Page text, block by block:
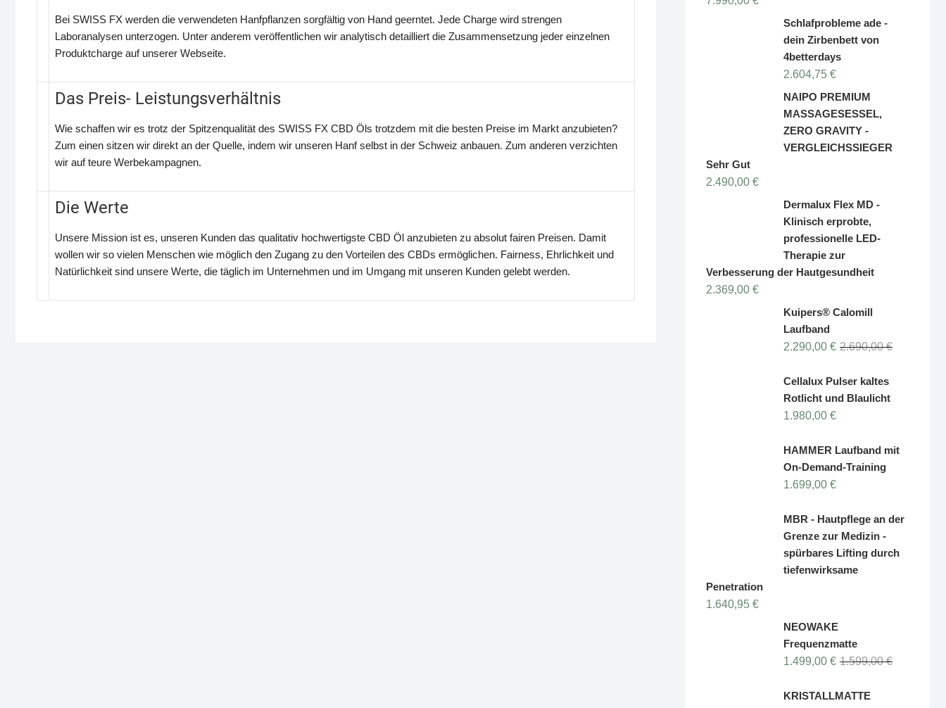
Bei SWISS FX werden die verwendeten Hanfpflanzen sorgfältig von Hand geerntet. Jede Charge wird strengen
Laboranalysen unterzogen. Unter anderem veröffentlichen wir analytisch detailliert die Zusammensetzung jeder einzelnen
Produktcharge auf unserer Webseite.
Das Preis- Leistungsverhältnis
Wie schaffen wir es trotz der Spitzenqualität des SWISS FX CBD Öls trotzdem mit die besten Preise im Markt anzubieten?
Zum einen sitzen wir direkt an der Quelle, indem wir unseren Hanf selbst in der Schweiz anbauen. Zum anderen verzichten
wir auf teure Werbekampagnen.
Die Werte
Unsere Mission ist es, unseren Kunden das qualitativ hochwertigste CBD Öl anzubieten zu absolut fairen Preisen. Damit
wollen wir so vielen Menschen wie möglich den Zugang zu den Vorteilen des CBDs ermöglichen. Fairness, Ehrlichkeit und
Natürlichkeit sind unsere Werte, die täglich im Unternehmen und im Umgang mit unseren Kunden gelebt werden.
NAIPO 3D HIGH-END
MASSAGESESSEL,
RAUMKAPSEL-DESIGN,
Liege-Schwebe-Funktion
Bewertet
7.990,00
dein Zirbenbett von
4betterdays
2.604,75
ZERO GRAVITY -
Dermalux Flex MD -
Klinisch erprobte,
Therapie zur
Verbesserung der Hautgesundheit
Laufband
2.690,00
Preis
2.290,00€
Preis
Cellalux Pulser kaltes
HAMMER Laufband mit
On-Demand-Training